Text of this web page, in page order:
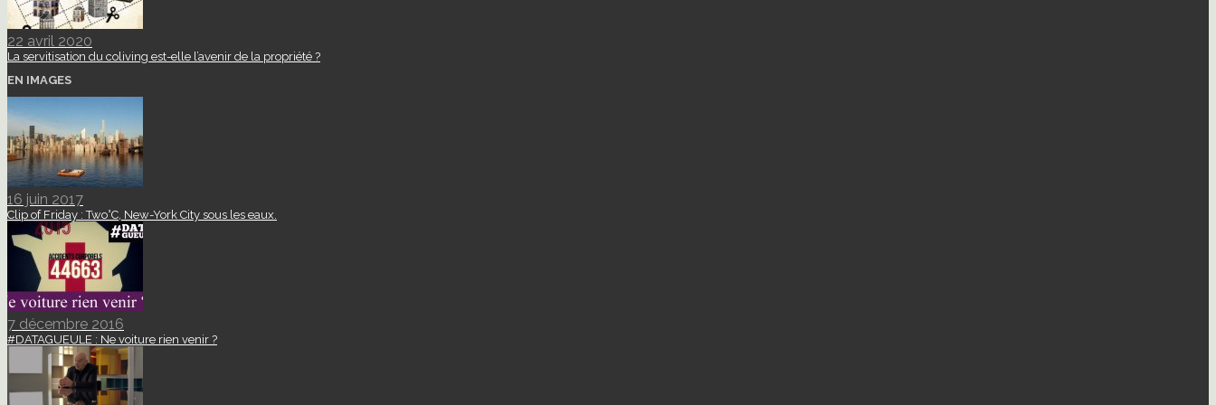
22 avril 2020
La servitisation du coliving est-elle l’avenir de la propriété ?
EN IMAGES
16 juin 2017
Clip of Friday : Two°C, New-York City sous les eaux.
7 décembre 2016
#DATAGUEULE : Ne voiture rien venir ?